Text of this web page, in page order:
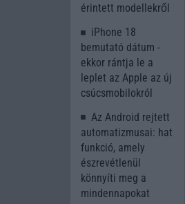
érintett modellekről
iPhone 18
bemutató dátum -
ekkor rántja le a
leplet az Apple az új
csúcsmobilokról
Az Android rejtett
automatizmusai: hat
funkció, amely
észrevétlenül
könnyíti meg a
mindennapokat